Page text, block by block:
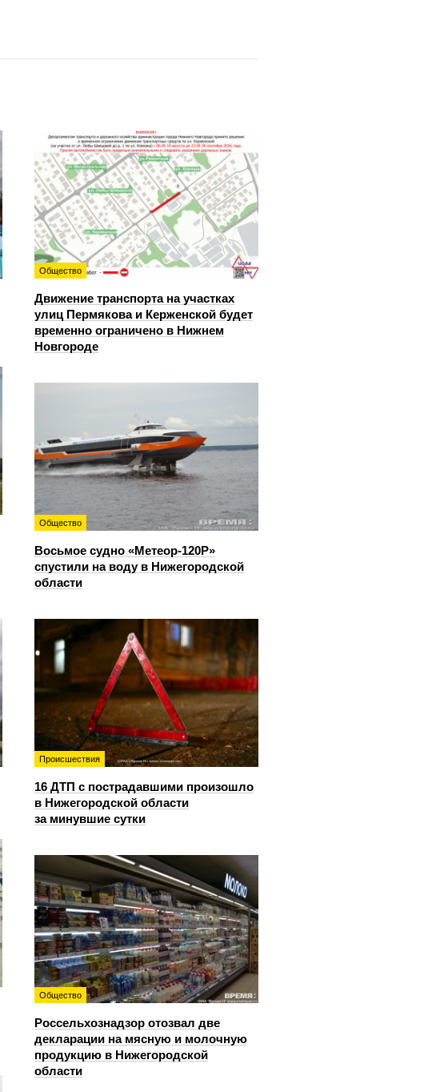
Общество
Движение транспорта на участках
улиц Пермякова и Керженской будет
временно ограничено в Нижнем
Новгороде
Общество
Восьмое судно «Метеор-120Р»
спустили на воду в Нижегородской
области
Происшествия
16 ДТП с пострадавшими произошло
в Нижегородской области
за минувшие сутки
Общество
Россельхознадзор отозвал две
декларации на мясную и молочную
продукцию в Нижегородской
области